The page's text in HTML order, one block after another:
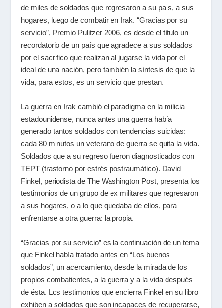
de miles de soldados que regresaron a su país, a sus
hogares, luego de combatir en Irak. “Gracias por su
servicio”, Premio Pulitzer 2006, es desde el título un
recordatorio de un país que agradece a sus soldados
por el sacrifico que realizan al jugarse la vida por el
ideal de una nación, pero también la síntesis de que la
vida, para estos, es un servicio que prestan.
La guerra en Irak cambió el paradigma en la milicia
estadounidense, nunca antes una guerra había
generado tantos soldados con tendencias suicidas:
cada 80 minutos un veterano de guerra se quita la vida.
Soldados que a su regreso fueron diagnosticados con
TEPT (trastorno por estrés postraumático). David
Finkel, periodista de The Washington Post, presenta los
testimonios de un grupo de ex militares que regresaron
a sus hogares, o a lo que quedaba de ellos, para
enfrentarse a otra guerra: la propia.
“Gracias por su servicio” es la continuación de un tema
que Finkel había tratado antes en “Los buenos
soldados”, un acercamiento, desde la mirada de los
propios combatientes, a la guerra y a la vida después
de ésta. Los testimonios que encierra Finkel en su libro
exhiben a soldados que son incapaces de recuperarse,